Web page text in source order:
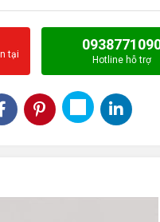
tại
Hotline hỗ trợ